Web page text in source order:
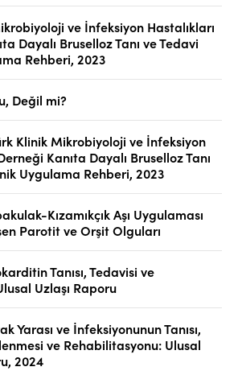
ve İnfeksiyon Hastalıkları
Dayalı Bruselloz Tanı ve Tedavi
Rehberi, 2023
Değil mi?
Klinik Mikrobiyoloji ve İnfeksiyon
Kanıta Dayalı Bruselloz Tanı
Uygulama Rehberi, 2023
Kızamıkçık Aşı Uygulaması
Parotit ve Orşit Olguları
Tanısı, Tedavisi ve
Uzlaşı Raporu
Yarası ve İnfeksiyonunun Tanısı,
ve Rehabilitasyonu: Ulusal
2024